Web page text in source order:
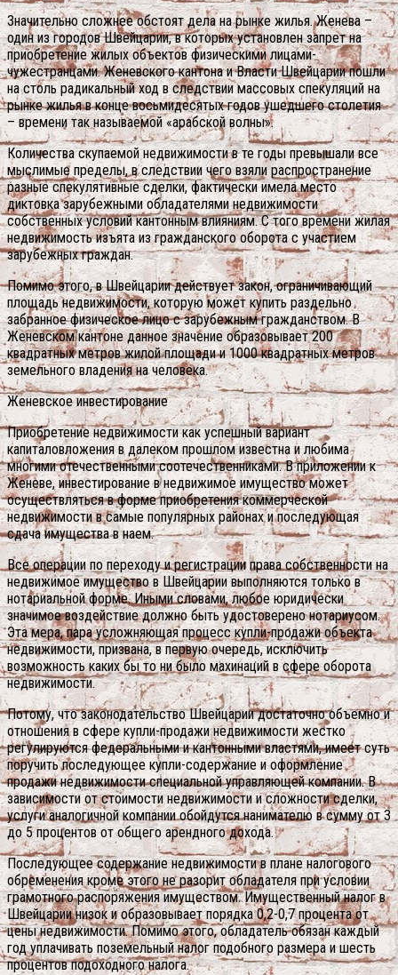
Значительно сложнее обстоят дела на рынке жилья. Женева –
один из городов Швейцарии, в которых установлен запрет на
приобретение жилых объектов физическими лицами-
чужестранцами. Женевского кантона и Власти Швейцарии пошли
на столь радикальный ход в следствии массовых спекуляций на
рынке жилья в конце восьмидесятых годов ушедшего столетия
– времени так называемой «арабской волны».
Количества скупаемой недвижимости в те годы превышали все
мыслимые пределы, в следствии чего взяли распространение
разные спекулятивные сделки, фактически имела место
диктовка зарубежными обладателями недвижимости
собственных условий кантонным влияниям. С того времени жилая
недвижимость изъята из гражданского оборота с участием
зарубежных граждан.
Помимо этого, в Швейцарии действует закон, ограничивающий
площадь недвижимости, которую может купить раздельно
забранное физическое лицо с зарубежным гражданством. В
Женевском кантоне данное значение образовывает 200
квадратных метров жилой площади и 1000 квадратных метров
земельного владения на человека.
Женевское инвестирование
Приобретение недвижимости как успешный вариант
капиталовложения в далеком прошлом известна и любима
многими отечественными соотечественниками. В приложении к
Женеве, инвестирование в недвижимое имущество может
осуществляться в форме приобретения коммерческой
недвижимости в самые популярных районах и последующая
сдача имущества в наем.
Все операции по переходу и регистрации права собственности на
недвижимое имущество в Швейцарии выполняются только в
нотариальной форме. Иными словами, любое юридически
значимое воздействие должно быть удостоверено нотариусом.
Эта мера, пара усложняющая процесс купли-продажи объекта
недвижимости, призвана, в первую очередь, исключить
возможность каких бы то ни было махинаций в сфере оборота
недвижимости.
Потому, что законодательство Швейцарии достаточно объемно и
отношения в сфере купли-продажи недвижимости жестко
регулируются федеральными и кантонными властями, имеет суть
поручить последующее купли-содержание и оформление
продажи недвижимости специальной управляющей компании. В
зависимости от стоимости недвижимости и сложности сделки,
услуги аналогичной компании обойдутся нанимателю в сумму от 3
до 5 процентов от общего арендного дохода.
Последующее содержание недвижимости в плане налогового
обременения кроме этого не разорит обладателя при условии
грамотного распоряжения имуществом. Имущественный налог в
Швейцарии низок и образовывает порядка 0,2-0,7 процента от
цены недвижимости. Помимо этого, обладатель обязан каждый
год уплачивать поземельный налог подобного размера и шесть
процентов подоходного налога.